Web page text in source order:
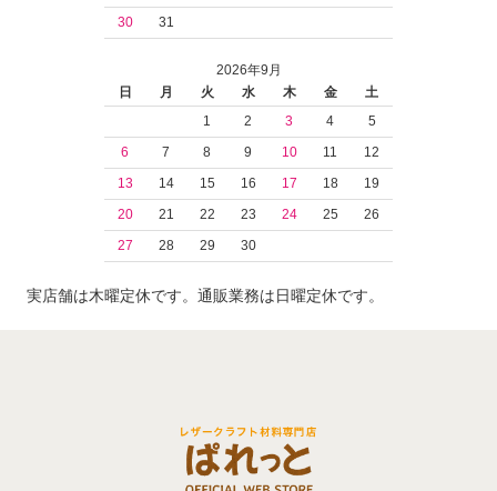
30
31
2026年9月
日
月 火 水 木 金
土
1
2 3 4
5
6
7 8 9 10 11
12
13
14 15 16 17 18
19
20
21 22 23 24 25
26
27
28 29 30
実店舗は木曜定休です。通販業務は日曜定休です。